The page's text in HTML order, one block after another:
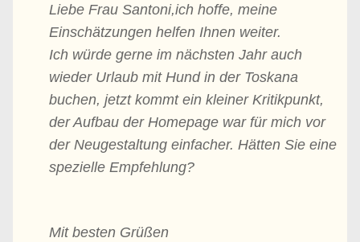
Liebe Frau Santoni,ich hoffe, meine
Einschätzungen helfen Ihnen weiter.
Ich würde gerne im nächsten Jahr auch
wieder Urlaub mit Hund in der Toskana
buchen, jetzt kommt ein kleiner Kritikpunkt,
der Aufbau der Homepage war für mich vor
der Neugestaltung einfacher. Hätten Sie eine
spezielle Empfehlung?
Mit besten Grüßen